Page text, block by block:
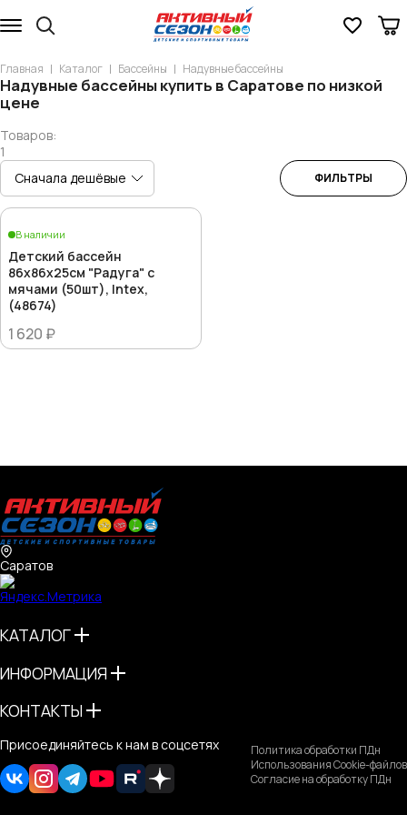
Главная Каталог Бассейны Надувные бассейны
Надувные бассейны купить в Саратове по низкой
цене
Товаров:
1
ФИЛЬТРЫ
В наличии
Детский бассейн
86x86x25см "Радуга" с
мячами (50шт), Intex,
(48674)
1 620 ₽
Саратов
КАТАЛОГ
ИНФОРМАЦИЯ
КОНТАКТЫ
Политика обработки ПДн
Использования Cookie-файлов
Согласие на обработку ПДн
Присоединяйтесь к нам в соцсетях